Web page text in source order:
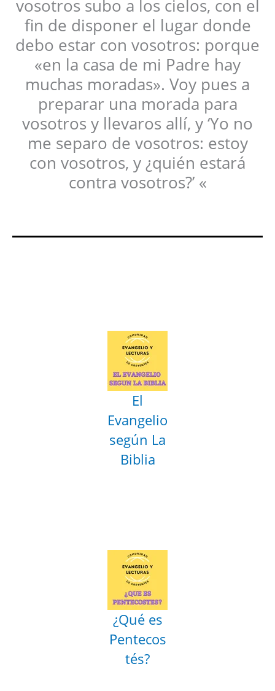
vosotros subo a los cielos, con el
fin de disponer el lugar donde
debo estar con vosotros: porque
«en la casa de mi Padre hay
muchas moradas». Voy pues a
preparar una morada para
vosotros y llevaros allí, y ‘Yo no
me separo de vosotros: estoy
con vosotros, y ¿quién estará
contra vosotros?’ «
El
Evangelio
según La
Biblia
¿Qué es
Pentecos
tés?